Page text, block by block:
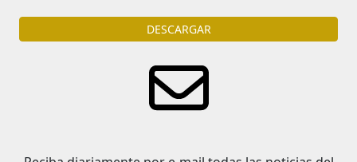
DESCARGAR